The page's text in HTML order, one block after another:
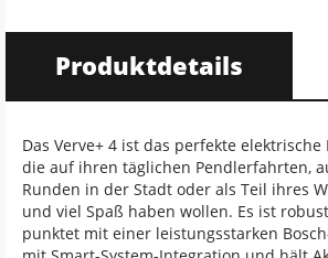
Produktdetails
Das Verve+ 4 ist das perfekte
die auf ihren täglichen Pendlerfahrten,
Runden in der Stadt oder als Teil ihres
und viel Spaß haben wollen. Es ist
punktet mit einer leistungsstarken